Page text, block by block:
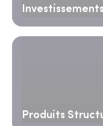
Produits